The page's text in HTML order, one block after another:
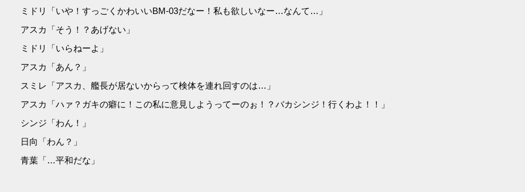
ミドリ「いや！すっごくかわいいBM-03だなー！私も欲しいなー…なんて…」
アスカ「そう！？あげない」
ミドリ「いらねーよ」
アスカ「あん？」
スミレ「アスカ、艦長が居ないからって検体を連れ回すのは…」
アスカ「ハァ？ガキの癖に！この私に意見しようってーのぉ！？バカシンジ！行くわよ！！」
シンジ「わん！」
日向「わん？」
青葉「…平和だな」